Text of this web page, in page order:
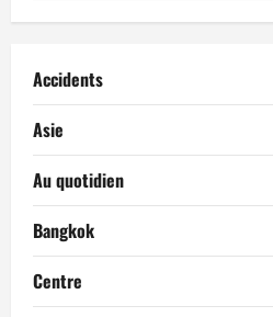
Accidents
Asie
Au quotidien
Bangkok
Centre